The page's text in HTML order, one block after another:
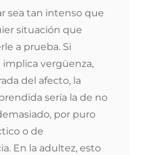
sea tan intenso que
situación que
a prueba. Si
implica vergüenza,
del afecto, la
sería la de no
por puro
o de
En la adultez, esto